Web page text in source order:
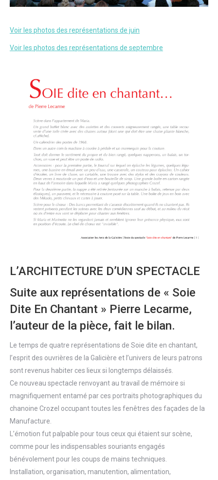
Voir les photos des représentations de juin
Voir les photos des représentations de septembre
L’ARCHITECTURE D’UN SPECTACLE
Suite aux représentations de « Soie
Dite En Chantant » Pierre Lecarme,
l’auteur de la pièce, fait le bilan.
Le temps de quatre représentations de Soie dite en chantant,
l’esprit des ouvrières de la Galicière et l’univers de leurs patrons
sont revenus habiter ces lieux si longtemps délaissés.
Ce nouveau spectacle renvoyant au travail de mémoire si
magnifiquement entamé par ces portraits photographiques du
chanoine Crozel occupant toutes les fenêtres des façades de la
Manufacture.
L’émotion fut palpable pour tous ceux qui étaient sur scène,
comme pour les indispensables souriants engagés
bénévolement pour les coups de mains techniques.
Installation, organisation, manutention, alimentation,